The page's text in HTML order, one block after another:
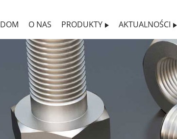
DOM O NAS PRODUKTY AKTUALNOŚCI